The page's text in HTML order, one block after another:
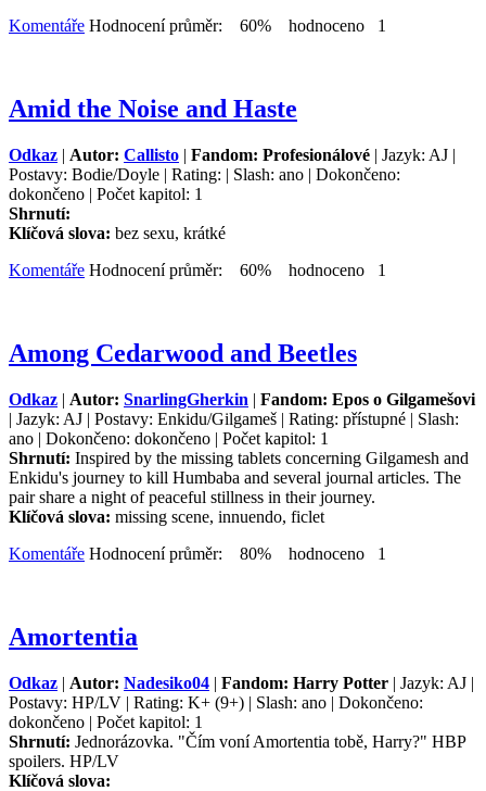
Komentáře Hodnocení průměr: 60% hodnoceno 1
Amid the Noise and Haste
Odkaz | Autor: Callisto | Fandom: Profesionálové | Jazyk: AJ |
Postavy: Bodie/Doyle | Rating: | Slash: ano | Dokončeno:
dokončeno | Počet kapitol: 1
Shrnutí:
Klíčová slova: bez sexu, krátké
Komentáře Hodnocení průměr: 60% hodnoceno 1
Among Cedarwood and Beetles
Odkaz | Autor: SnarlingGherkin | Fandom: Epos o Gilgamešovi
| Jazyk: AJ | Postavy: Enkidu/Gilgameš | Rating: přístupné | Slash:
ano | Dokončeno: dokončeno | Počet kapitol: 1
Shrnutí: Inspired by the missing tablets concerning Gilgamesh and
Enkidu's journey to kill Humbaba and several journal articles. The
pair share a night of peaceful stillness in their journey.
Klíčová slova: missing scene, innuendo, ficlet
Komentáře Hodnocení průměr: 80% hodnoceno 1
Amortentia
Odkaz | Autor: Nadesiko04 | Fandom: Harry Potter | Jazyk: AJ |
Postavy: HP/LV | Rating: K+ (9+) | Slash: ano | Dokončeno:
dokončeno | Počet kapitol: 1
Shrnutí: Jednorázovka. "Čím voní Amortentia tobě, Harry?" HBP
spoilers. HP/LV
Klíčová slova: